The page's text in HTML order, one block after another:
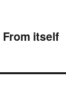
itself